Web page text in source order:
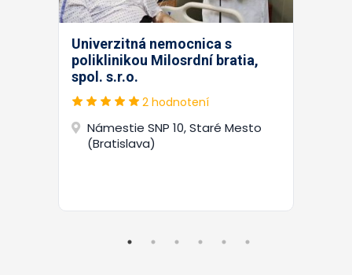
Univerzitná nemocnica s
poliklinikou Milosrdní bratia,
spol. s.r.o.
2 hodnotení
Námestie SNP 10, Staré Mesto
(Bratislava)